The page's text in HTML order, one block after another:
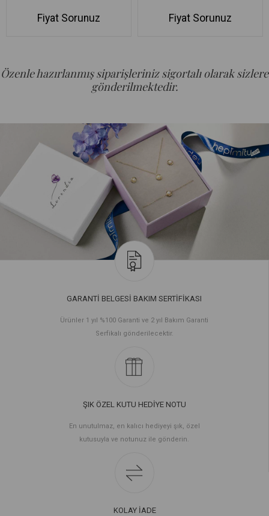
Fiyat Sorunuz Fiyat Sorunuz
Özenle hazırlanmış siparişleriniz sigortalı olarak sizlere
gönderilmektedir.
GARANTİ BELGESİ BAKIM SERTİFİKASI
Ürünler 1 yıl %100 Garanti ve 2 yıl Bakım Garanti
Serfikalı gönderilecektir.
ŞIK ÖZEL KUTU HEDİYE NOTU
En unutulmaz, en kalıcı hediyeyi şık, özel
kutusuyla ve notunuz ile gönderin.
KOLAY İADE